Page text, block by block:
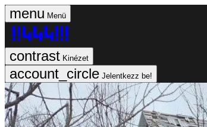
Menü
Kinézet
Jelentkezz be!